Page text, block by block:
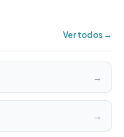
Ver todos →
→
→